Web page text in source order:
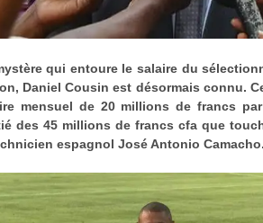
qui entoure le salaire du
Daniel Cousin est désormais connu.
mensuel de 20 millions de francs
des 45 millions de francs cfa que
espagnol José Antonio